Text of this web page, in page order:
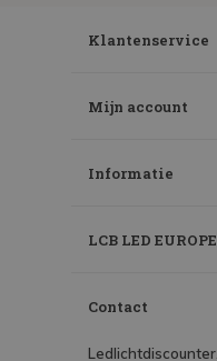
Klantenservice
Mijn account
Informatie
LCB LED
Contact